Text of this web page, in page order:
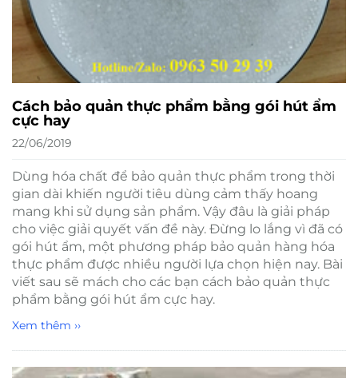
Cách bảo quản thực phẩm bằng gói hút ẩm
cực hay
22/06/2019
Dùng hóa chất để bảo quản thực phẩm trong thời
gian dài khiến người tiêu dùng cảm thấy hoang
mang khi sử dụng sản phẩm. Vậy đâu là giải pháp
cho việc giải quyết vấn đề này. Đừng lo lắng vì đã có
gói hút ẩm, một phương pháp bảo quản hàng hóa
thực phẩm được nhiều người lựa chọn hiện nay. Bài
viết sau sẽ mách cho các bạn cách bảo quản thực
phẩm bằng gói hút ẩm cực hay.
Xem thêm ››